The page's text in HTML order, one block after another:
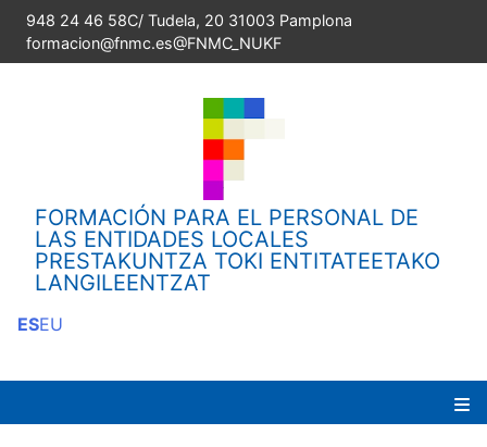
Skip
content
948 24 46 58C/ Tudela, 20 31003 Pamplona
formacion@fnmc.es@FNMC_NUKF
FORMACIÓN PARA EL PERSONAL DE
LAS ENTIDADES LOCALES
PRESTAKUNTZA TOKI ENTITATEETAKO
LANGILEENTZAT
ESEU